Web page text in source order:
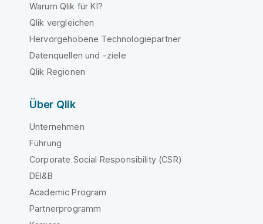
Warum Qlik für KI?
Qlik vergleichen
Hervorgehobene Technologiepartner
Datenquellen und -ziele
Qlik Regionen
Über Qlik
Unternehmen
Führung
Corporate Social Responsibility (CSR)
DEI&B
Academic Program
Partnerprogramm